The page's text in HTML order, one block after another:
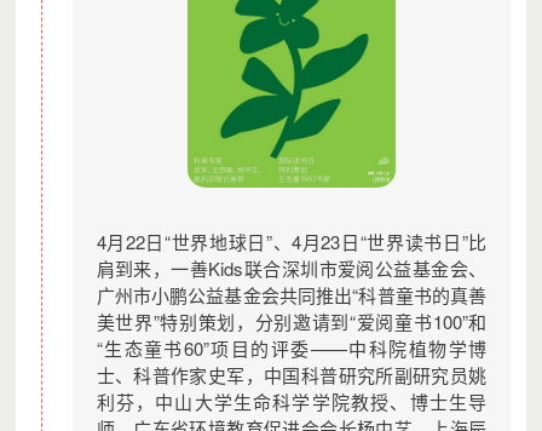
4月22日“世界地球日”、4月23日“世界读书日”比
肩到来，一善Kids联合深圳市爱阅公益基金会、
广州市小鹏公益基金会共同推出“科普童书的真善
美世界”特别策划，分别邀请到“爱阅童书100”和
“生态童书60”项目的评委——中科院植物学博
士、科普作家史军，中国科普研究所副研究员姚
利芬，中山大学生命科学学院教授、博士生导